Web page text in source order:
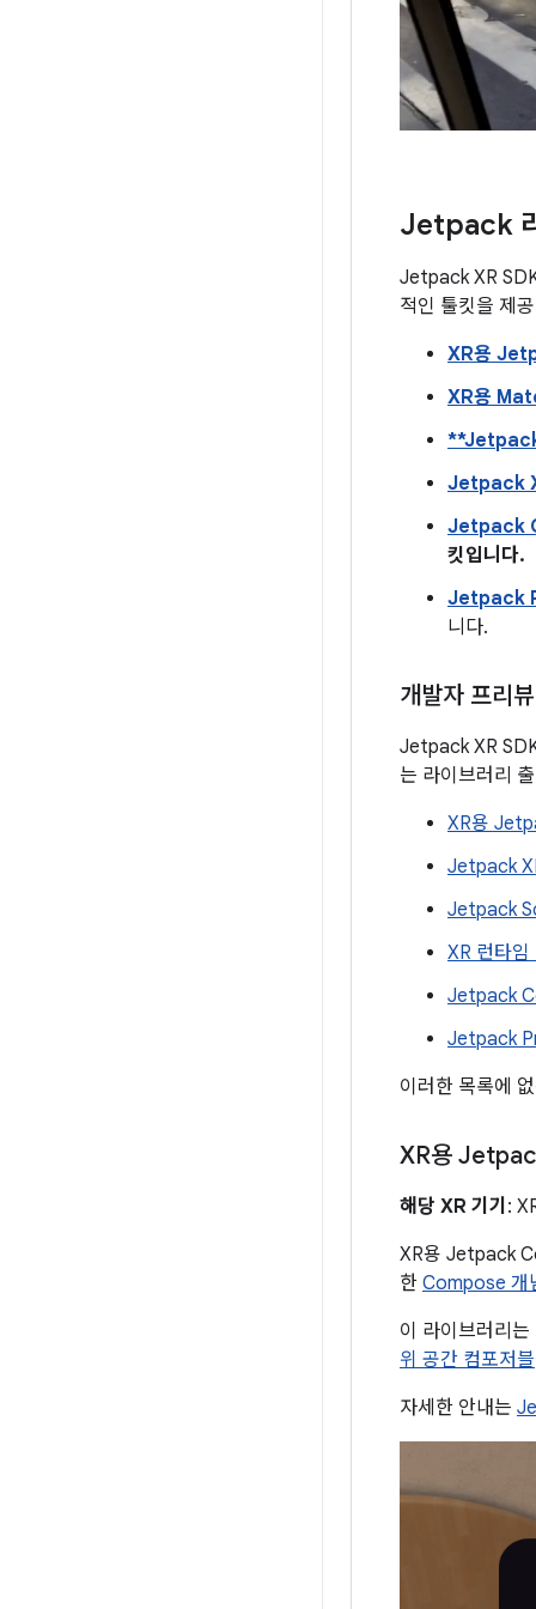
Jetpack
Jetpack XR
적인 툴킷을 제
XR용
XR용
Jetpack
Jetpack
킷입니다.
Jetpack
니다.
개발자 프리
Jetpack XR
는 라이브러리
XR용
Jetpack
Jetpack
XR 런타
Jetpack
Jetpack
이러한 목록에
XR용
해당 XR 기기 :
XR용 Jetpack
한 Compose 개
이 라이브러리
위 공간 컴포저블
자세한 안내는